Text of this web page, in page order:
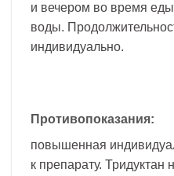
и вечером во время
воды.
индивидуально.
Противопоказания:
повышенная
к препарату. Тридуктан